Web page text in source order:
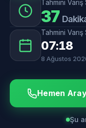
Tahmini
37
Tahmini Varış
07:18
8 Ağustos
Hemen
Şu